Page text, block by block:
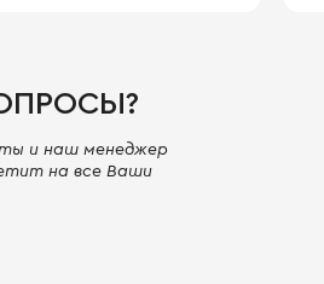
и наш менеджер
на все Ваши